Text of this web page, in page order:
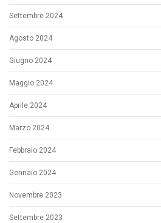
Settembre 2024
Agosto 2024
Giugno 2024
Maggio 2024
Aprile 2024
Marzo 2024
Febbraio 2024
Gennaio 2024
Novembre 2023
Settembre 2023